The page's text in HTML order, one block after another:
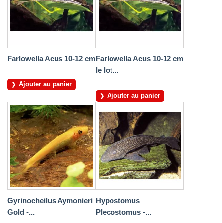
Farlowella Acus 10-12 cm
Ajouter au panier
Farlowella Acus 10-12 cm
le lot...
Ajouter au panier
Gyrinocheilus Aymonieri
Gold -...
Hypostomus
Plecostomus -...